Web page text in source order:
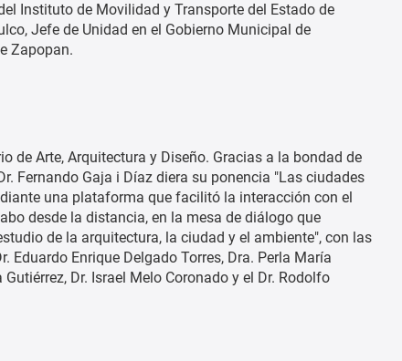
Instituto de Movilidad y Transporte del Estado de
Jefe de Unidad en el Gobierno Municipal de
Zapopan.
de Arte, Arquitectura y Diseño. Gracias a la bondad de
Fernando Gaja i Díaz diera su ponencia "Las ciudades
una plataforma que facilitó la interacción con el
desde la distancia, en la mesa de diálogo que
de la arquitectura, la ciudad y el ambiente", con las
Eduardo Enrique Delgado Torres, Dra. Perla María
Dr. Israel Melo Coronado y el Dr. Rodolfo